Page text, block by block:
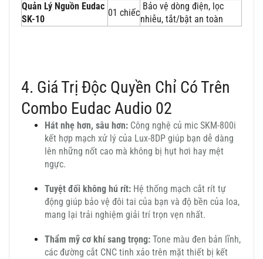
Quản Lý Nguồn Eudac
SK-10
01 chiếc
Bảo vệ dòng điện, lọc
nhiễu, tắt/bật an toàn
4. Giá Trị Độc Quyền Chỉ Có Trên
Combo Eudac Audio 02
Hát nhẹ hơn, sâu hơn: Công nghệ củ mic SKM-800i
kết hợp mạch xử lý của Lux-8DP giúp bạn dễ dàng
lên những nốt cao mà không bị hụt hơi hay mệt
ngực.
Tuyệt đối không hú rít: Hệ thống mạch cắt rít tự
động giúp bảo vệ đôi tai của bạn và độ bền của loa,
mang lại trải nghiệm giải trí trọn vẹn nhất.
Thẩm mỹ cơ khí sang trọng: Tone màu đen bản lĩnh,
các đường cắt CNC tinh xảo trên mặt thiết bị kết